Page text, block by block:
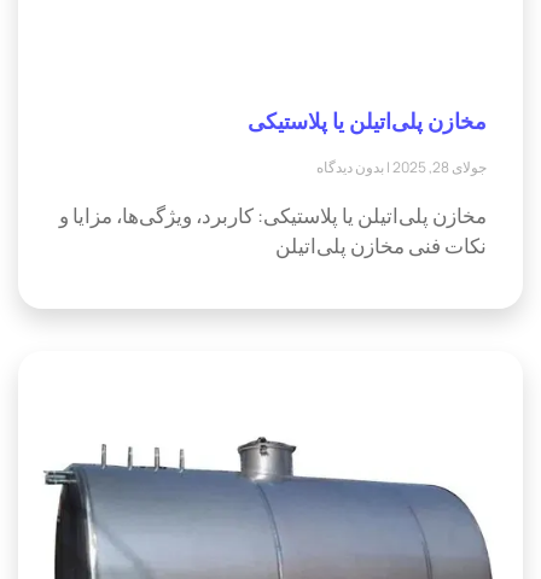
مخازن پلی‌اتیلن یا پلاستیکی
جولای 28, 2025 بدون دیدگاه
مخازن پلی‌اتیلن یا پلاستیکی: کاربرد، ویژگی‌ها، مزایا و
نکات فنی مخازن پلی‌اتیلن